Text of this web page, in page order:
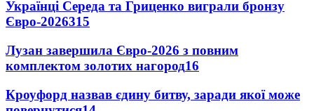
Українці Середа та Гриценко виграли бронзу
Євро-2026315
Лузан завершила Євро-2026 з повним
комплектом золотих нагород16
Кроуфорд назвав єдину битву, заради якої може